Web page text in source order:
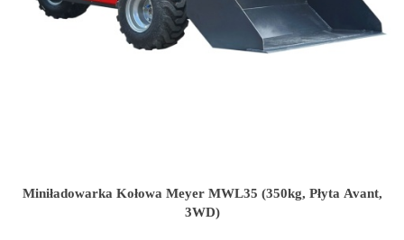
Miniładowarka Kołowa Meyer MWL35 (350kg, Płyta Avant,
3WD)